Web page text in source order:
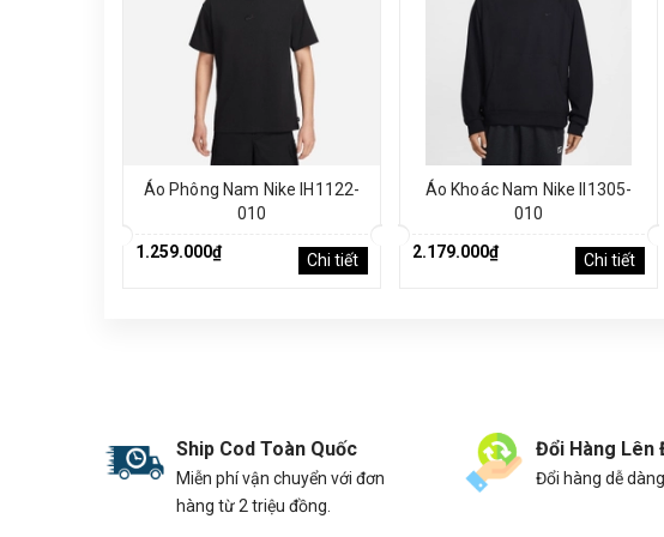
Áo Phông Nam Nike IH1122-
010
1.259.000₫
Chi tiết
Áo Khoác Nam Nike II1305-
010
2.179.000₫
Chi tiết
Ship Cod Toàn Quốc
Miễn phí vận chuyển với đơn
hàng từ 2 triệu đồng.
Đổi Hàng Lên
Đổi hàng dễ